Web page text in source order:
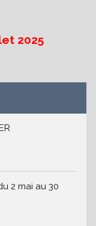
2025
2 mai au 30